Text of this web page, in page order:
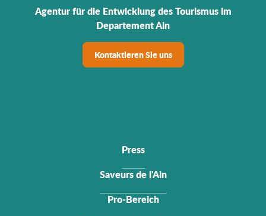
Agentur für die Entwicklung des Tourismus im
Departement Ain
Kontaktieren Sie uns
Press
Saveurs de l'Ain
Pro-Bereich